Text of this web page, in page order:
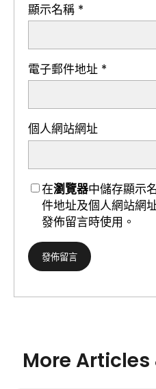
顯示名稱 *
電子郵件地址 *
個人網站網址
在瀏覽器中儲存顯示
件地址及個人網站網
發佈留言時使用。
More Articles